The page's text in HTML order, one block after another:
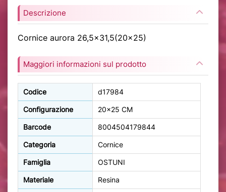
Descrizione
Cornice aurora 26,5x31,5(20x25)
Maggiori informazioni sul prodotto
Codice d17984
Configurazione 20x25 CM
Barcode 8004504179844
Categoria Cornice
Famiglia OSTUNI
Materiale Resina